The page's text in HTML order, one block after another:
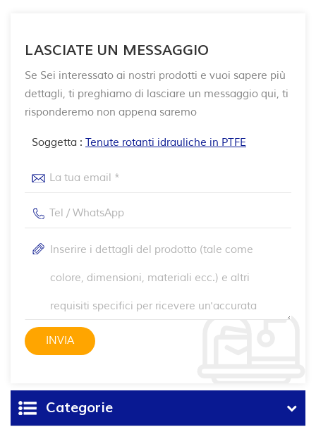
LASCIATE UN MESSAGGIO
Se Sei interessato ai nostri prodotti e vuoi sapere più
dettagli, ti preghiamo di lasciare un messaggio qui, ti
risponderemo non appena saremo
Soggetta : Tenute rotanti idrauliche in PTFE
Categorie